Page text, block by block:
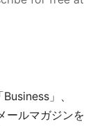
」、
ールマガジンを